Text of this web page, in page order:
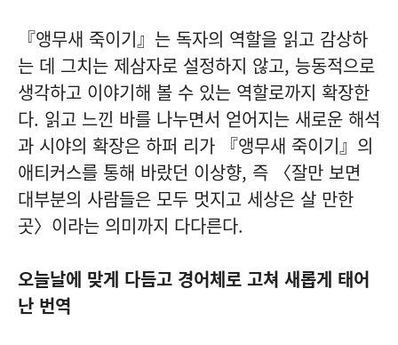
『앵무새 죽이기』는 독자의 역할을 읽고 감상하
는 데 그치는 제삼자로 설정하지 않고, 능동적으로
생각하고 이야기해 볼 수 있는 역할로까지 확장한
다. 읽고 느낀 바를 나누면서 얻어지는 새로운 해석
과 시야의 확장은 하퍼 리가 『앵무새 죽이기』의
애티커스를 통해 바랐던 이상향, 즉 〈잘만 보면
대부분의 사람들은 모두 멋지고 세상은 살 만한
곳〉이라는 의미까지 다다른다.
오늘날에 맞게 다듬고 경어체로 고쳐 새롭게 태어
난 번역